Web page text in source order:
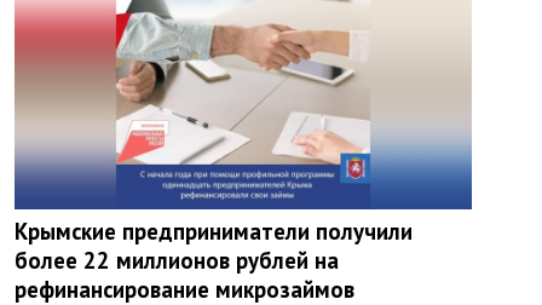
Крымские предприниматели получили
более 22 миллионов рублей на
рефинансирование микрозаймов